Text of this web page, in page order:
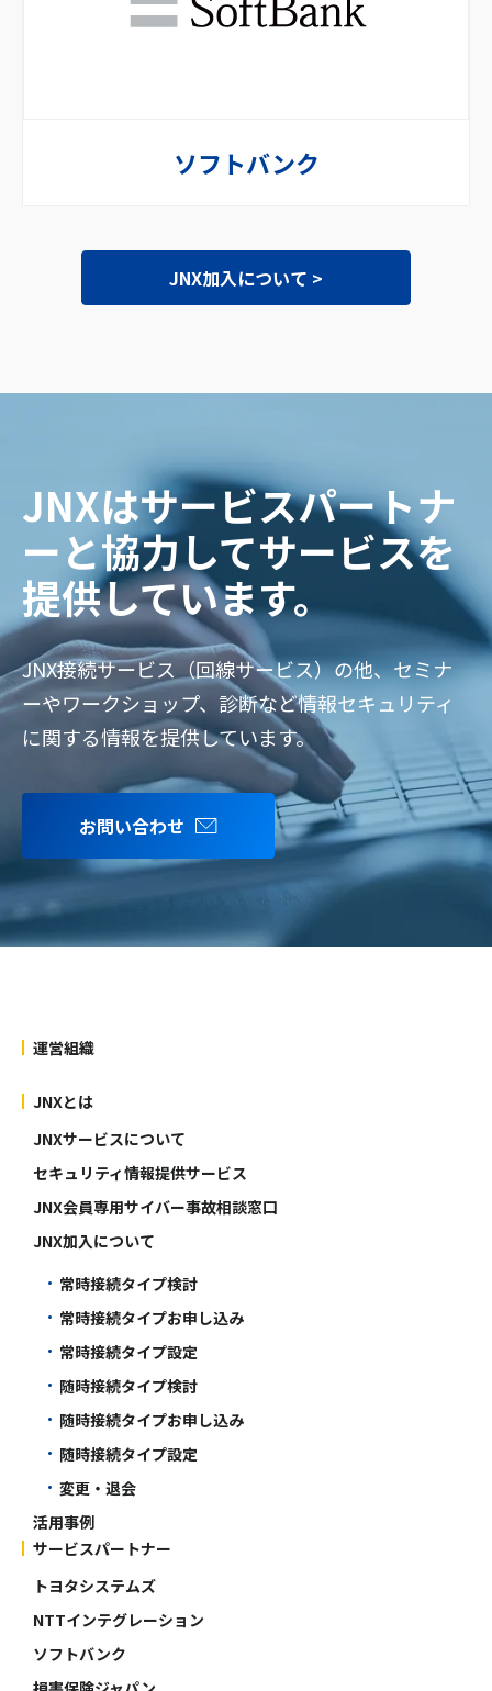
ソフトバンク
JNX加入について >
JNXはサービスパートナ
ーと協力してサービスを
提供しています。
JNX接続サービス（回線サービス）の他、セミナ
ーやワークショップ、診断など情報セキュリティ
に関する情報を提供しています。
お問い合わせ
運営組織
JNXとは
JNXサービスについて
セキュリティ情報提供サービス
JNX会員専用サイバー事故相談窓口
JNX加入について
常時接続タイプ検討
常時接続タイプお申し込み
常時接続タイプ設定
随時接続タイプ検討
随時接続タイプお申し込み
随時接続タイプ設定
変更・退会
活用事例
サービスパートナー
トヨタシステムズ
NTTインテグレーション
ソフトバンク